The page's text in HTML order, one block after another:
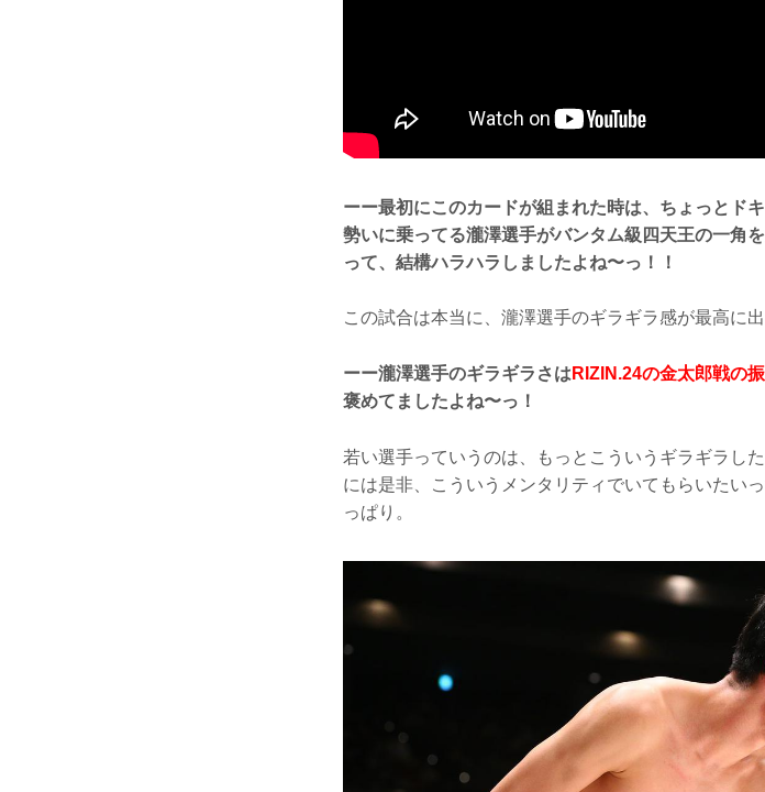
ーー最初にこのカードが組まれた時は、ちょっとド
勢いに乗ってる瀧澤選手がバンタム級四天王の一角
って、結構ハラハラしましたよね〜っ！！
この試合は本当に、瀧澤選手のギラギラ感が最高に
ーー瀧澤選手のギラギラさは RIZIN.24の金太郎戦の
褒めてましたよね〜っ！
若い選手っていうのは、もっとこういうギラギラし
には是非、こういうメンタリティでいてもらいたい
っぱり。